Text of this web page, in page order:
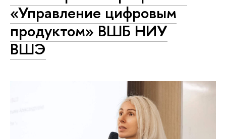
«Управление цифровым
продуктом» ВШБ НИУ
ВШЭ